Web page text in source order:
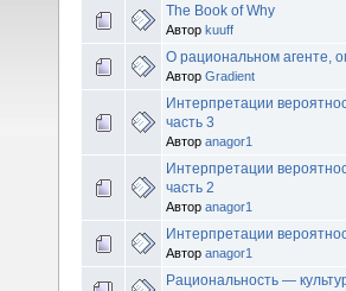
The Book of Why
Автор kuuff
О рациональном агенте,
Автор Gradient
Интерпретации
часть 3
Автор anagor1
Интерпретации
часть 2
Автор anagor1
Интерпретации
Автор anagor1
Рациональность —